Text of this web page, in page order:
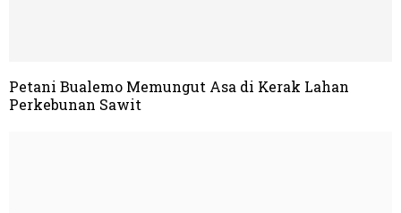
Petani Bualemo Memungut Asa di Kerak Lahan
Perkebunan Sawit